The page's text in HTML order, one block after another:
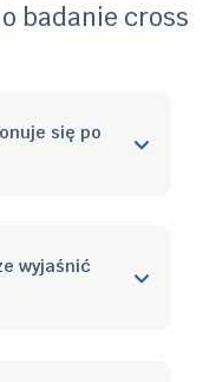
badanie cross
się po
wyjaśnić